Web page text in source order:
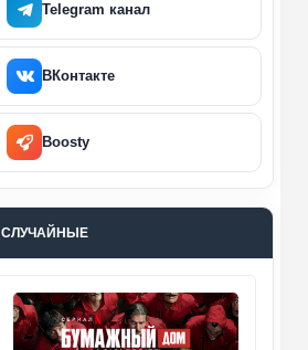
Telegram канал
ВКонтакте
Boosty
СЛУЧАЙНЫЕ